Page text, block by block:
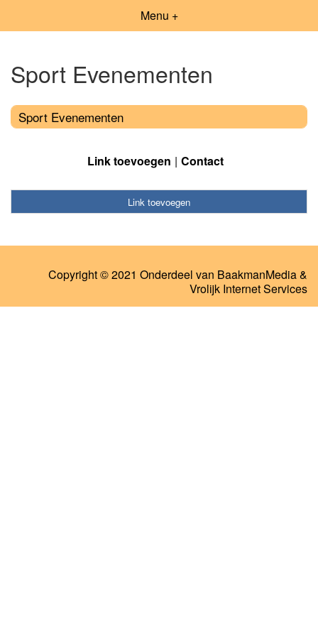
Menu +
Sport Evenementen
Sport Evenementen
Link toevoegen Contact
Link toevoegen
Copyright © 2021 Onderdeel van BaakmanMedia&
Vrolijk Internet Services